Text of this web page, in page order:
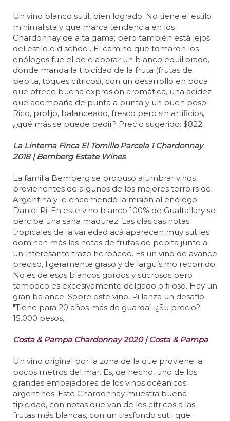
Un vino blanco sutil, bien logrado. No tiene el estilo
minimalista y que marca tendencia en los
Chardonnay de alta gama; pero también está lejos
del estilo old school. El camino que tomaron los
enólogos fue el de elaborar un blanco equilibrado,
donde manda la tipicidad de la fruta (frutas de
pepita, toques cítricos), con un desarrollo en boca
que ofrece buena expresión aromática, una acidez
que acompaña de punta a punta y un buen peso.
Rico, prolijo, balanceado, fresco pero sin artificios,
¿qué más se puede pedir? Precio sugerido: $822.
La Linterna Finca El Tomillo Parcela 1 Chardonnay
2018 | Bemberg Estate Wines
La familia Bemberg se propuso alumbrar vinos
provienentes de algunos de los mejores terroirs de
Argentina y le encomendó la misión al enólogo
Daniel Pi. En este vino blanco 100% de Gualtallary se
percibe una sana madurez. Las clásicas notas
tropicales de la variedad acá aparecen muy sutiles;
dominan más las notas de frutas de pepita junto a
un interesante trazo herbáceo. Es un vino de avance
preciso, ligeramente graso y de larguísimo recorrido.
No es de esos blancos gordos y sucrosos pero
tampoco es excesivamente delgado o filoso. Hay un
gran balance. Sobre este vino, Pi lanza un desafío:
"Tiene para 20 años más de guarda". ¿Su precio?:
15.000 pesos.
Costa & Pampa Chardonnay 2020 | Costa & Pampa
Un vino original por la zona de la que proviene: a
pocos metros del mar. Es, de hecho, uno de los
grandes embajadores de los vinos océanicos
argentinos. Este Chardonnay muestra buena
tipicidad, con notas que van de los cítricos a las
frutas más blancas, con un trasfondo sutil que